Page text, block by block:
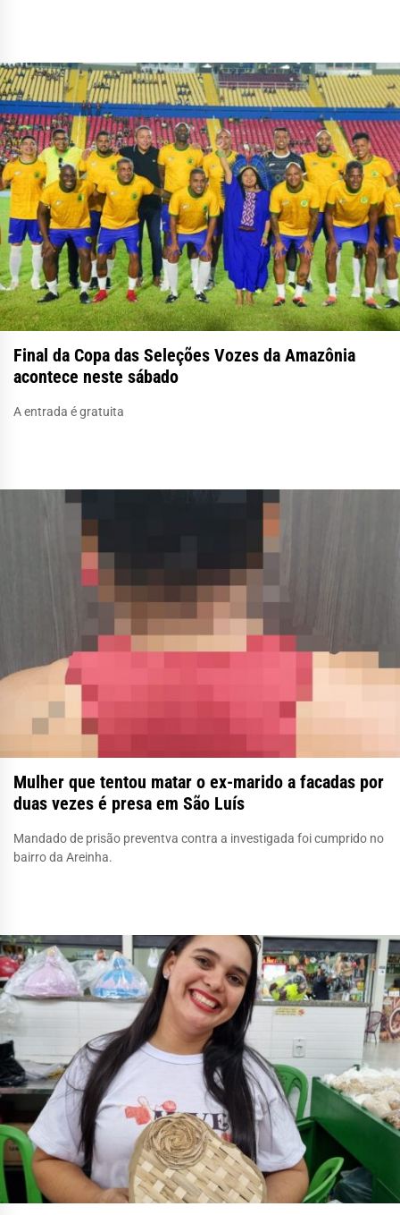
Final da Copa das Seleções Vozes da Amazônia
acontece neste sábado
A entrada é gratuita
Mulher que tentou matar o ex-marido a facadas por
duas vezes é presa em São Luís
Mandado de prisão preventva contra a investigada foi cumprido no
bairro da Areinha.